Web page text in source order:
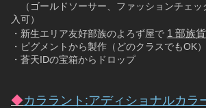
（ゴールドソーサー、ファッションチェッ
入可）
・新生エリア友好部族のよろず屋で 1 部族
・ピグメントから製作（どのクラスでもOK）
・蒼天IDの宝箱からドロップ
◆カララント:アディショナルカラ